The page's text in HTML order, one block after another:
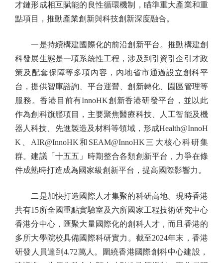
才鏈形成相互賦能的良性循環機制，瞄準重大產業和重
點項目，推動產業創新與科技創新深度融合。
一是持續構建國際化的前沿創新平台。推動構建創
科發展生態是一項系統性工程，涉及到引資引企引才政
策及配套保障等多項內容，內地省市通過設立創科平
台，提供智庫諮詢、平台運營、創新轉化、園區管理等
服務。香港目前有InnoHK創新香港研發平台，並以此
作為創科旗艦項目，主要聚焦醫療科技、人工智能及機
器人科技、先進製造及材料等領域，形成Health@InnoH
K、AIR@InnoHK和SEAM@InnoHK三大核心科研集
群。建議「十五五」時期整合各類創新平台，力爭在條
件成熟時打造成為國家級創新平台，提高國際影響力。
二是加快打造國際人才集聚的科研高地。現時香港
共有15所全國重點實驗室及六所國家工程技術研究中心
香港分中心，匯聚大量國際化的創科人才，而且香港的
多所大學院校具備國際科研實力。截至2024年末，香港
研發人員達到4.72萬人。圍繞香港國際創科中心建設，